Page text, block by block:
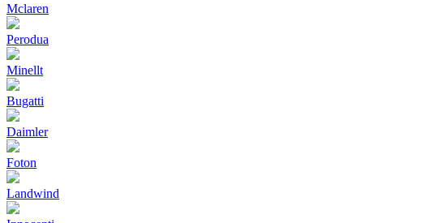
Mclaren
Perodua
Minellt
Bugatti
Daimler
Foton
Landwind